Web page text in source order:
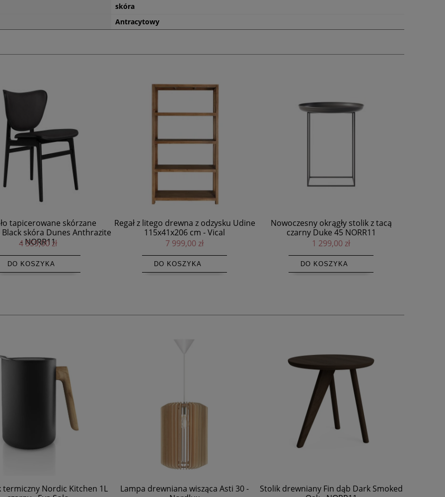
skóra
Antracytowy
litego drewna z odzysku Udine
cm - Vical
7 999,00 zł
DO KOSZYKA
Nowoczesny okrągły stolik z tacą
czarny Duke 45 NORR11
1 299,00 zł
DO KOSZYKA
Nowoczesny okrągły stolik kawowy
taca czarny Duke 70 z regulowaną
wysokością NORR11
1 655,00 zł
DO KOSZYKA
termiczny Nordic Kitchen 1L
Lampa drewniana wisząca Asti 30 -
Stolik drewniany Fin dąb Dark Smoked